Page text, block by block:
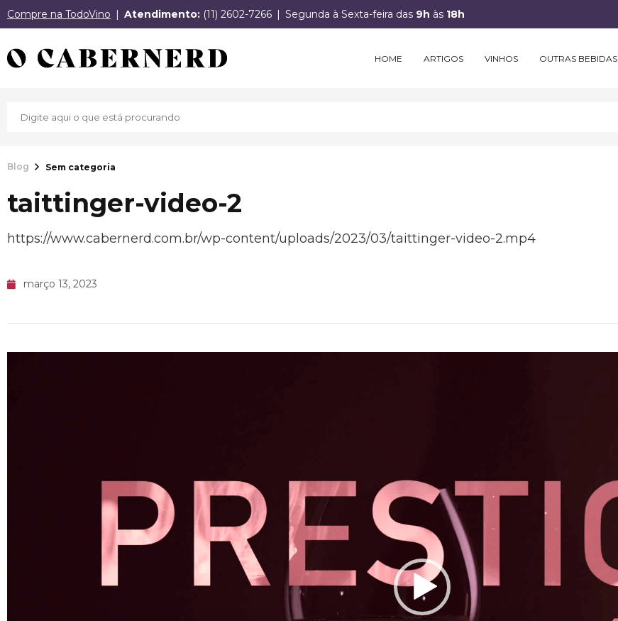
Compre na TodoVino Atendimento: (11) 2602-7266 Segunda à Sexta-feira das 9h às 18h
HOME ARTIGOS VINHOS OUTRAS BEBIDAS
Blog Sem categoria
taittinger-video-2
https://www.cabernerd.com.br/wp-content/uploads/2023/03/taittinger-video-2.mp4
março 13, 2023